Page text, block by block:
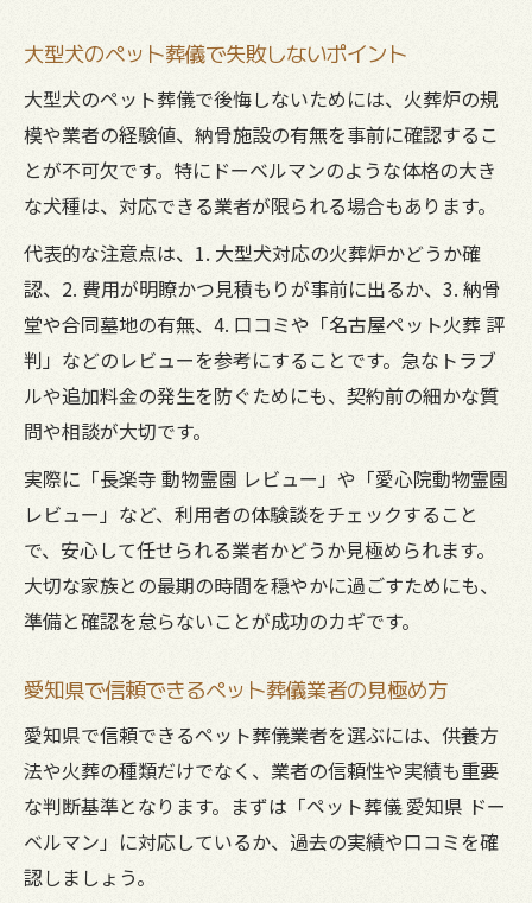
大型犬のペット葬儀で失敗しないポイント
大型犬のペット葬儀で後悔しないためには、火葬炉の規
模や業者の経験値、納骨施設の有無を事前に確認するこ
とが不可欠です。特にドーベルマンのような体格の大き
な犬種は、対応できる業者が限られる場合もあります。
代表的な注意点は、1. 大型犬対応の火葬炉かどうか確
認、2. 費用が明瞭かつ見積もりが事前に出るか、3. 納骨
堂や合同墓地の有無、4. 口コミや「名古屋ペット火葬 評
判」などのレビューを参考にすることです。急なトラブ
ルや追加料金の発生を防ぐためにも、契約前の細かな質
問や相談が大切です。
実際に「長楽寺 動物霊園 レビュー」や「愛心院動物霊園
レビュー」など、利用者の体験談をチェックすること
で、安心して任せられる業者かどうか見極められます。
大切な家族との最期の時間を穏やかに過ごすためにも、
準備と確認を怠らないことが成功のカギです。
愛知県で信頼できるペット葬儀業者の見極め方
愛知県で信頼できるペット葬儀業者を選ぶには、供養方
法や火葬の種類だけでなく、業者の信頼性や実績も重要
な判断基準となります。まずは「ペット葬儀 愛知県 ドー
ベルマン」に対応しているか、過去の実績や口コミを確
認しましょう。